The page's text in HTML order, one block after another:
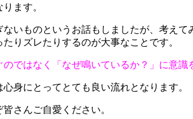
ます。
いものというお話もしましたが、考え
りズレたりするのが大事なことです。
ではなく「なぜ鳴いているか？」に意識
身にとってとても良い流れとなります。
さんご自愛ください。